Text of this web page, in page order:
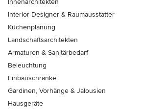
Interior Designer & Raumausstatter
Küchenplanung
Landschaftsarchitekten
Armaturen & Sanitärbedarf
Beleuchtung
Einbauschränke
Gardinen, Vorhänge & Jalousien
Hausgeräte